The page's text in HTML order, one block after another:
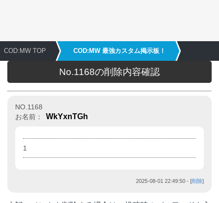
COD:MW TOP COD:MW 最強カスタム掲示板！
No.1168の削除内容確認
NO.1168
お名前：
WkYxnTGh
1
2025-08-01 22:49:50 - [削除]